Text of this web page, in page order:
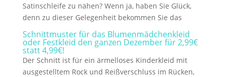
Satinschleife zu nähen? Wenn ja, haben Sie Glück,
denn zu dieser Gelegenheit bekommen Sie das
Schnittmuster für das Blumenmädchenkleid
oder Festkleid den ganzen Dezember für 2,99€
statt 4,99€!
Der Schnitt ist für ein ärmelloses Kinderkleid mit
ausgestelltem Rock und Reißverschluss im Rücken,